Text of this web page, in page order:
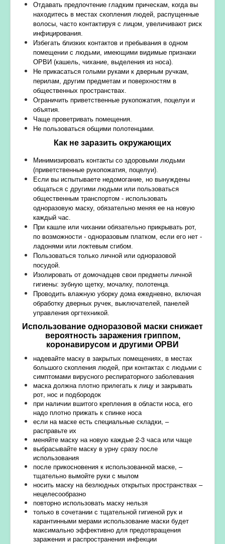
Отдавать предпочтение гладким прическам, когда вы
находитесь в местах скопления людей, распущенные
волосы, часто контактируя с лицом, увеличивают риск
инфицирования.
Избегать близких контактов и пребывания в одном
помещении с людьми, имеющими видимые признаки
ОРВИ (кашель, чихание, выделения из носа).
Не прикасаться голыми руками к дверным ручкам,
перилам, другим предметам и поверхностям в
общественных пространствах.
Ограничить приветственные рукопожатия, поцелуи и
объятия.
Чаще проветривать помещения.
Не пользоваться общими полотенцами.
Как не заразить окружающих
Минимизировать контакты со здоровыми людьми
(приветственные рукопожатия, поцелуи).
Если вы испытываете недомогание, но вынуждены
общаться с другими людьми или пользоваться
общественным транспортом - использовать
одноразовую маску, обязательно меняя ее на новую
каждый час.
При кашле или чихании обязательно прикрывать рот,
по возможности - одноразовым платком, если его нет -
ладонями или локтевым сгибом.
Пользоваться только личной или одноразовой
посудой.
Изолировать от домочадцев свои предметы личной
гигиены: зубную щетку, мочалку, полотенца.
Проводить влажную уборку дома ежедневно, включая
обработку дверных ручек, выключателей, панелей
управления оргтехникой.
Использование одноразовой маски снижает
вероятность заражения гриппом,
коронавирусом и другими ОРВИ
надевайте маску в закрытых помещениях, в местах
большого скопления людей, при контактах с людьми с
симптомами вирусного респираторного заболевания
маска должна плотно прилегать к лицу и закрывать
рот, нос и подбородок
при наличии вшитого крепления в области носа, его
надо плотно прижать к спинке носа
если на маске есть специальные складки, –
расправьте их
меняйте маску на новую каждые 2-3 часа или чаще
выбрасывайте маску в урну сразу после
использования
после прикосновения к использованной маске, –
тщательно вымойте руки с мылом
носить маску на безлюдных открытых пространствах –
нецелесообразно
повторно использовать маску нельзя
только в сочетании с тщательной гигиеной рук и
карантинными мерами использование маски будет
максимально эффективно для предотвращения
заражения и распространения инфекции